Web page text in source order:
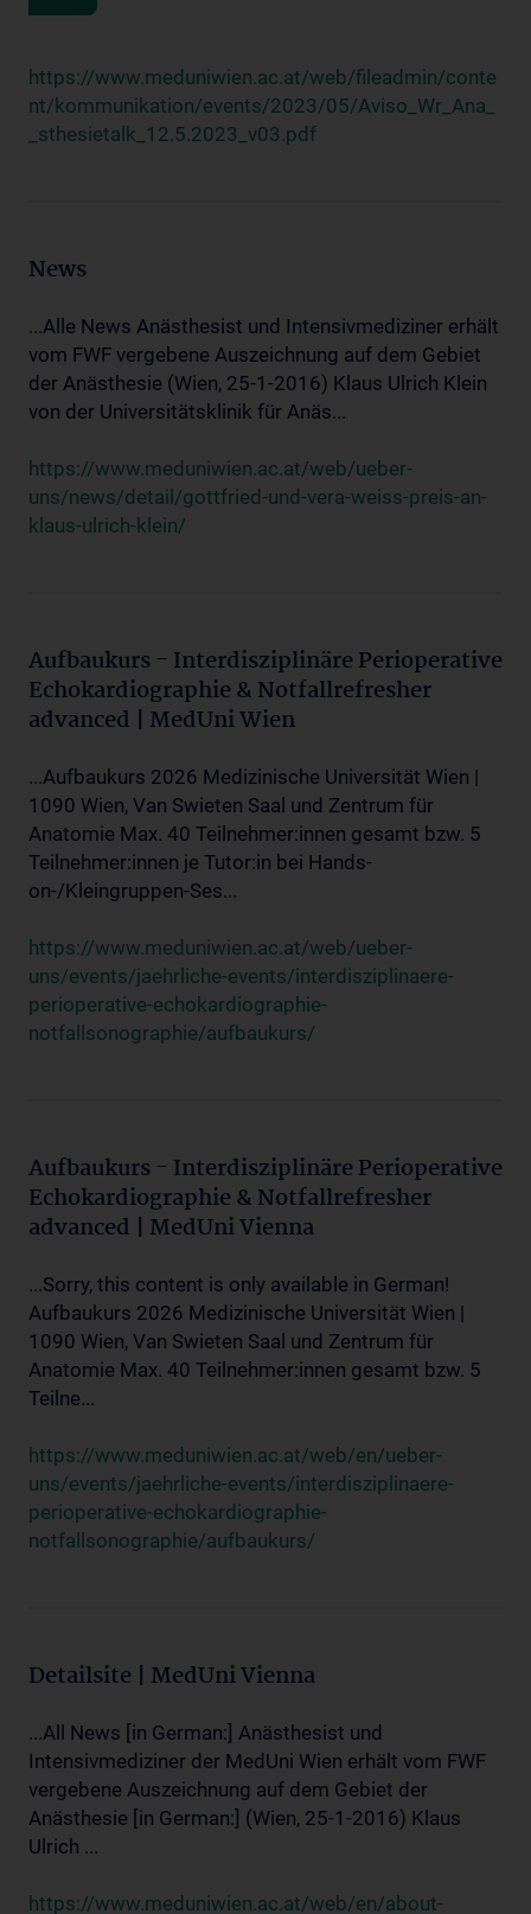
https://www.meduniwien.ac.at/web/fileadmin/conte
nt/kommunikation/events/2023/05/Aviso_Wr_Ana_
_sthesietalk_12.5.2023_v03.pdf
News
...Alle News Anästhesist und Intensivmediziner erhält
vom FWF vergebene Auszeichnung auf dem Gebiet
der Anästhesie (Wien, 25-1-2016) Klaus Ulrich Klein
von der Universitätsklinik für Anäs...
https://www.meduniwien.ac.at/web/ueber-
uns/news/detail/gottfried-und-vera-weiss-preis-an-
klaus-ulrich-klein/
Aufbaukurs - Interdisziplinäre Perioperative
Echokardiographie & Notfallrefresher
advanced | MedUni Wien
...Aufbaukurs 2026 Medizinische Universität Wien |
1090 Wien, Van Swieten Saal und Zentrum für
Anatomie Max. 40 Teilnehmer:innen gesamt bzw. 5
Teilnehmer:innen je Tutor:in bei Hands-
on-/Kleingruppen-Ses...
https://www.meduniwien.ac.at/web/ueber-
uns/events/jaehrliche-events/interdisziplinaere-
perioperative-echokardiographie-
notfallsonographie/aufbaukurs/
Aufbaukurs - Interdisziplinäre Perioperative
Echokardiographie & Notfallrefresher
advanced | MedUni Vienna
...Sorry, this content is only available in German!
Aufbaukurs 2026 Medizinische Universität Wien |
1090 Wien, Van Swieten Saal und Zentrum für
Anatomie Max. 40 Teilnehmer:innen gesamt bzw. 5
Teilne...
https://www.meduniwien.ac.at/web/en/ueber-
uns/events/jaehrliche-events/interdisziplinaere-
perioperative-echokardiographie-
notfallsonographie/aufbaukurs/
Detailsite | MedUni Vienna
...All News [in German:] Anästhesist und
Intensivmediziner der MedUni Wien erhält vom FWF
vergebene Auszeichnung auf dem Gebiet der
Anästhesie [in German:] (Wien, 25-1-2016) Klaus
Ulrich ...
https://www.meduniwien.ac.at/web/en/about-